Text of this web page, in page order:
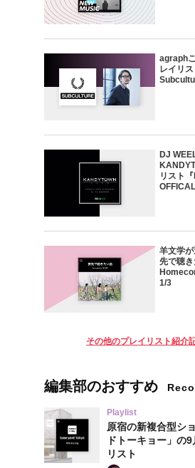
agraph
レイリ
DJ
リスト
羊文学
先で聴
1/3
その他のプレイリスト紹介
編集部のおすすめ
Playlist
原宿の新複合型シ
ドトーキョー」の
リスト